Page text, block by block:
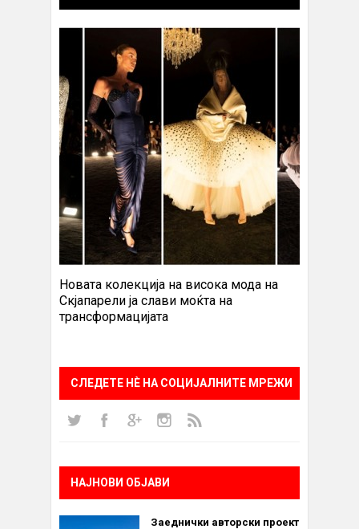
Новата колекција на висока мода на
Скјапарели ја слави моќта на
трансформацијата
СЛЕДЕТЕ НÈ НА СОЦИЈАЛНИТЕ МРЕЖИ
НАЈНОВИ ОБЈАВИ
Заеднички авторски проект